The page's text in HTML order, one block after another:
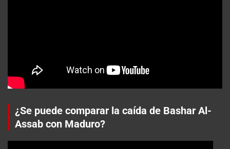
¿Se puede comparar la caída de Bashar Al-
Assab con Maduro?